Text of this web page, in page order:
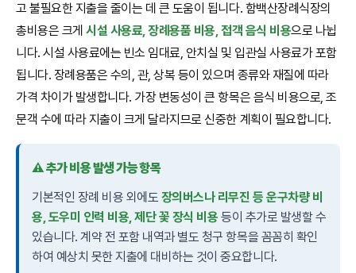
고 불필요한 지출을 줄이는 데 큰 도움이 됩니다. 함백산장례식장의
총비용은 크게시설 사용료, 장례용품 비용, 접객 음식 비용으로 나뉩
니다. 시설 사용료에는 빈소 임대료, 안치실 및 입관실 사용료가 포함
됩니다. 장례용품은 수의, 관, 상복 등이 있으며 종류와 재질에 따라
가격 차이가 발생합니다. 가장 변동성이 큰 항목은 음식 비용으로, 조
문객 수에 따라 지출이 크게 달라지므로 신중한 계획이 필요합니다.
⚠️ 추가 비용 발생 가능 항목
기본적인 장례 비용 외에도 장의버스나 리무진 등 운구차량 비
용, 도우미 인력 비용, 제단 꽃 장식 비용 등이 추가로 발생할 수
있습니다. 계약 전 포함 내역과 별도 청구 항목을 꼼꼼히 확인
하여 예상치 못한 지출에 대비하는 것이 중요합니다.